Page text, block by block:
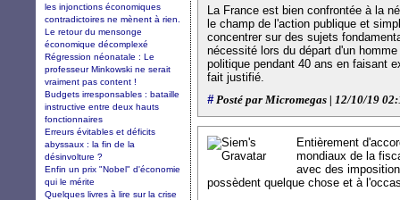
La France est bien confrontée à la
le champ de l'action publique et
concentrer sur des sujets
nécessité lors du départ d'un
politique pendant 40 ans en faisant
fait justifié.
#Posté par Micromegas | 12/10/19
Entièrement
mondiaux de la
avec des
possèdent quelque chose et à
les injonctions économiques
contradictoires ne mènent à rien.
Le retour du mensonge
économique décomplexé
Régression néonatale : Le
professeur Minkowski ne serait
vraiment pas content !
Budgets irresponsables : bataille
instructive entre deux hauts
fonctionnaires
Erreurs évitables et déficits
abyssaux : la fin de la
désinvolture ?
Enfin un prix "Nobel" d'économie
qui le mérite
Quelques livres à lire sur la crise